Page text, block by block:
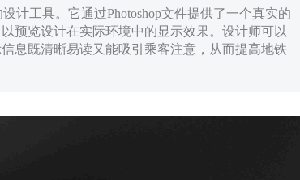
计工具。它通过Photoshop文件提供了一个真实的
预览设计在实际环境中的显示效果。设计师可以
息既清晰易读又能吸引乘客注意，从而提高地铁